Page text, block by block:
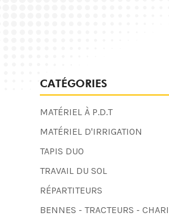
CATÉGORIES
MATÉRIEL À P.D.T
MATÉRIEL D'IRRIGATION
TAPIS DUO
TRAVAIL DU SOL
RÉPARTITEURS